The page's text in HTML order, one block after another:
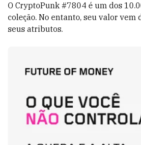
O CryptoPunk #7804 é um dos
coleção. No entanto, seu valor vem
seus atributos.